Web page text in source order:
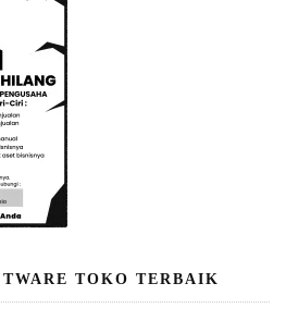
TOKO TERBAIK